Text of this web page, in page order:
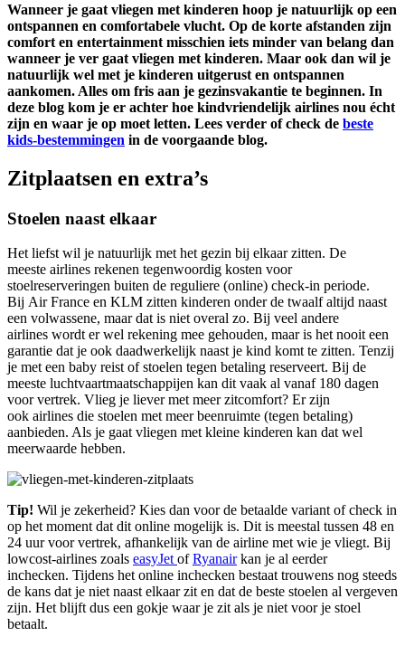
Wanneer je gaat vliegen met kinderen hoop je natuurlijk op een
ontspannen en comfortabele vlucht. Op de korte afstanden zijn
comfort en entertainment misschien iets minder van belang dan
wanneer je ver gaat vliegen met kinderen. Maar ook dan wil je
natuurlijk wel met je kinderen uitgerust en ontspannen
aankomen. Alles om fris aan je gezinsvakantie te beginnen. In
deze blog kom je er achter hoe kindvriendelijk airlines nou écht
zijn en waar je op moet letten. Lees verder of check de beste
kids-bestemmingen in de voorgaande blog.
Zitplaatsen en extra’s
Stoelen naast elkaar
Het liefst wil je natuurlijk met het gezin bij elkaar zitten. De
meeste airlines rekenen tegenwoordig kosten voor
stoelreserveringen buiten de reguliere (online) check-in periode.
Bij Air France en KLM zitten kinderen onder de twaalf altijd naast
een volwassene, maar dat is niet overal zo. Bij veel andere
airlines wordt er wel rekening mee gehouden, maar is het nooit een
garantie dat je ook daadwerkelijk naast je kind komt te zitten. Tenzij
je met een baby reist of stoelen tegen betaling reserveert. Bij de
meeste luchtvaartmaatschappijen kan dit vaak al vanaf 180 dagen
voor vertrek. Vlieg je liever met meer zitcomfort? Er zijn
ook airlines die stoelen met meer beenruimte (tegen betaling)
aanbieden. Als je gaat vliegen met kleine kinderen kan dat wel
meerwaarde hebben.
Tip! Wil je zekerheid? Kies dan voor de betaalde variant of check in
op het moment dat dit online mogelijk is. Dit is meestal tussen 48 en
24 uur voor vertrek, afhankelijk van de airline met wie je vliegt. Bij
lowcost-airlines zoals easyJet ofRyanairkan je al eerder
inchecken. Tijdens het online inchecken bestaat trouwens nog steeds
de kans dat je niet naast elkaar zit en dat de beste stoelen al vergeven
zijn. Het blijft dus een gokje waar je zit als je niet voor je stoel
betaalt.